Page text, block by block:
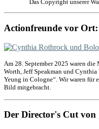
Das Copyright unserer
Actionfreunde vor
Am 28. September 2025 waren
Worth, Jeff Speakman und
Yeung in Cologne“. Wir waren für
Bild mitgebracht.
Der Director's Cut